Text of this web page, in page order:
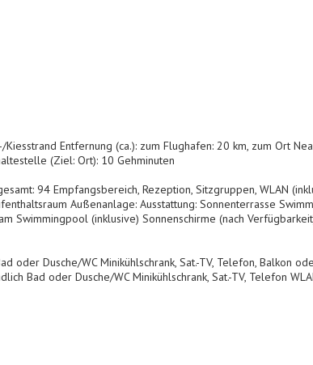
Entfernung (ca.): zum Flughafen: 20 km, zum Ort
(Ziel: Ort): 10 Gehminuten
94 Empfangsbereich, Rezeption, Sitzgruppen, WLAN
Außenanlage: Ausstattung: Sonnenterrasse
Swimmingpool (inklusive) Sonnenschirme (nach
oder Dusche/WC Minikühlschrank, Sat.-TV, Telefon, Balkon
Bad oder Dusche/WC Minikühlschrank, Sat.-TV, Telefon